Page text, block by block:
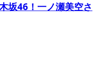
坂46！一ノ瀬美空さ